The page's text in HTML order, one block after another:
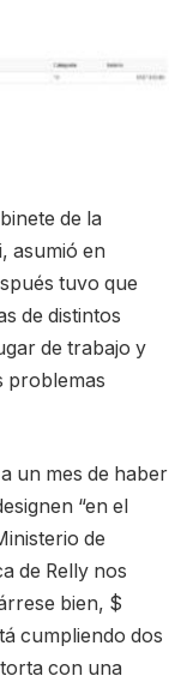
de la
asumió en
tuvo que
de distintos
de trabajo y
problemas
un mes de haber
“en el
de
de Relly nos
bien, $
cumpliendo dos
con una